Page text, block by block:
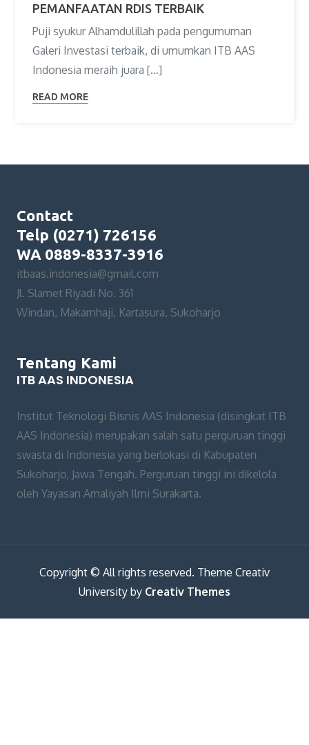
PEMANFAATAN RDIS TERBAIK
Puji syukur Alhamdulillah pada pengumuman
Galeri Investasi terbaik, di umumkan ITB AAS
Indonesia meraih juara […]
READ MORE
Contact
Telp (0271) 726156
WA 0889-8337-3916
itbaas.indonesia@gmail.com
Jl. Slamet Riyadi No. 361
Windan, Makamhaji, Kartasura, Sukoharjo
Tentang Kami
ITB AAS INDONESIA
Institut Teknologi Bisnis AAS Indonesia (disingkat ITB
AAS Indonesia) merupakan salah satu perguruan tinggi
swasta di Indonesia yang berlokasi di Kabupaten
Sukoharjo, Jawa Tengah. Perguruan tinggi ini dikelola
oleh Yayasan Amaliyah Ilmi Surakarta.
Copyright © All rights reserved. Theme Creativ
University by Creativ Themes